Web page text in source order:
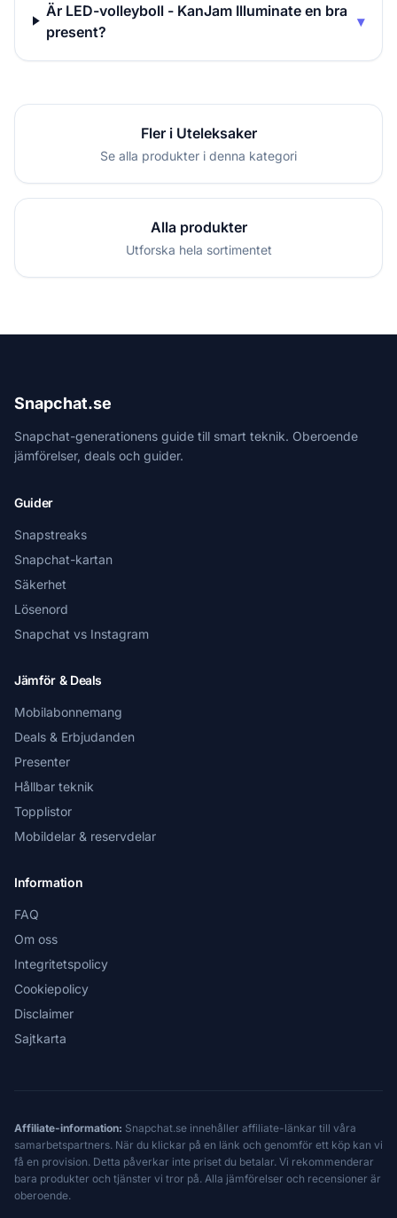
Är LED-volleyboll - KanJam Illuminate en bra
present?
▾
Fler i Uteleksaker
Se alla produkter i denna kategori
Alla produkter
Utforska hela sortimentet
Snapchat.se
Snapchat-generationens guide till smart teknik. Oberoende
jämförelser, deals och guider.
Guider
Snapstreaks
Snapchat-kartan
Säkerhet
Lösenord
Snapchat vs Instagram
Jämför & Deals
Mobilabonnemang
Deals & Erbjudanden
Presenter
Hållbar teknik
Topplistor
Mobildelar & reservdelar
Information
FAQ
Om oss
Integritetspolicy
Cookiepolicy
Disclaimer
Sajtkarta
Affiliate-information: Snapchat.se innehåller affiliate-länkar till våra
samarbetspartners. När du klickar på en länk och genomför ett köp kan vi
få en provision. Detta påverkar inte priset du betalar. Vi rekommenderar
bara produkter och tjänster vi tror på. Alla jämförelser och recensioner är
oberoende.